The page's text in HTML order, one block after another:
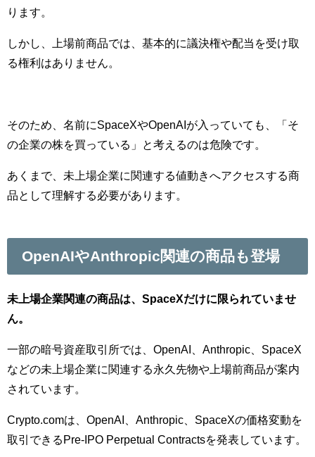
ります。
しかし、上場前商品では、基本的に議決権や配当を受け取
る権利はありません。
そのため、名前にSpaceXやOpenAIが入っていても、「そ
の企業の株を買っている」と考えるのは危険です。
あくまで、未上場企業に関連する値動きへアクセスする商
品として理解する必要があります。
OpenAIやAnthropic関連の商品も登場
未上場企業関連の商品は、SpaceXだけに限られていませ
ん。
一部の暗号資産取引所では、OpenAI、Anthropic、SpaceX
などの未上場企業に関連する永久先物や上場前商品が案内
されています。
Crypto.comは、OpenAI、Anthropic、SpaceXの価格変動を
取引できるPre-IPO Perpetual Contractsを発表しています。